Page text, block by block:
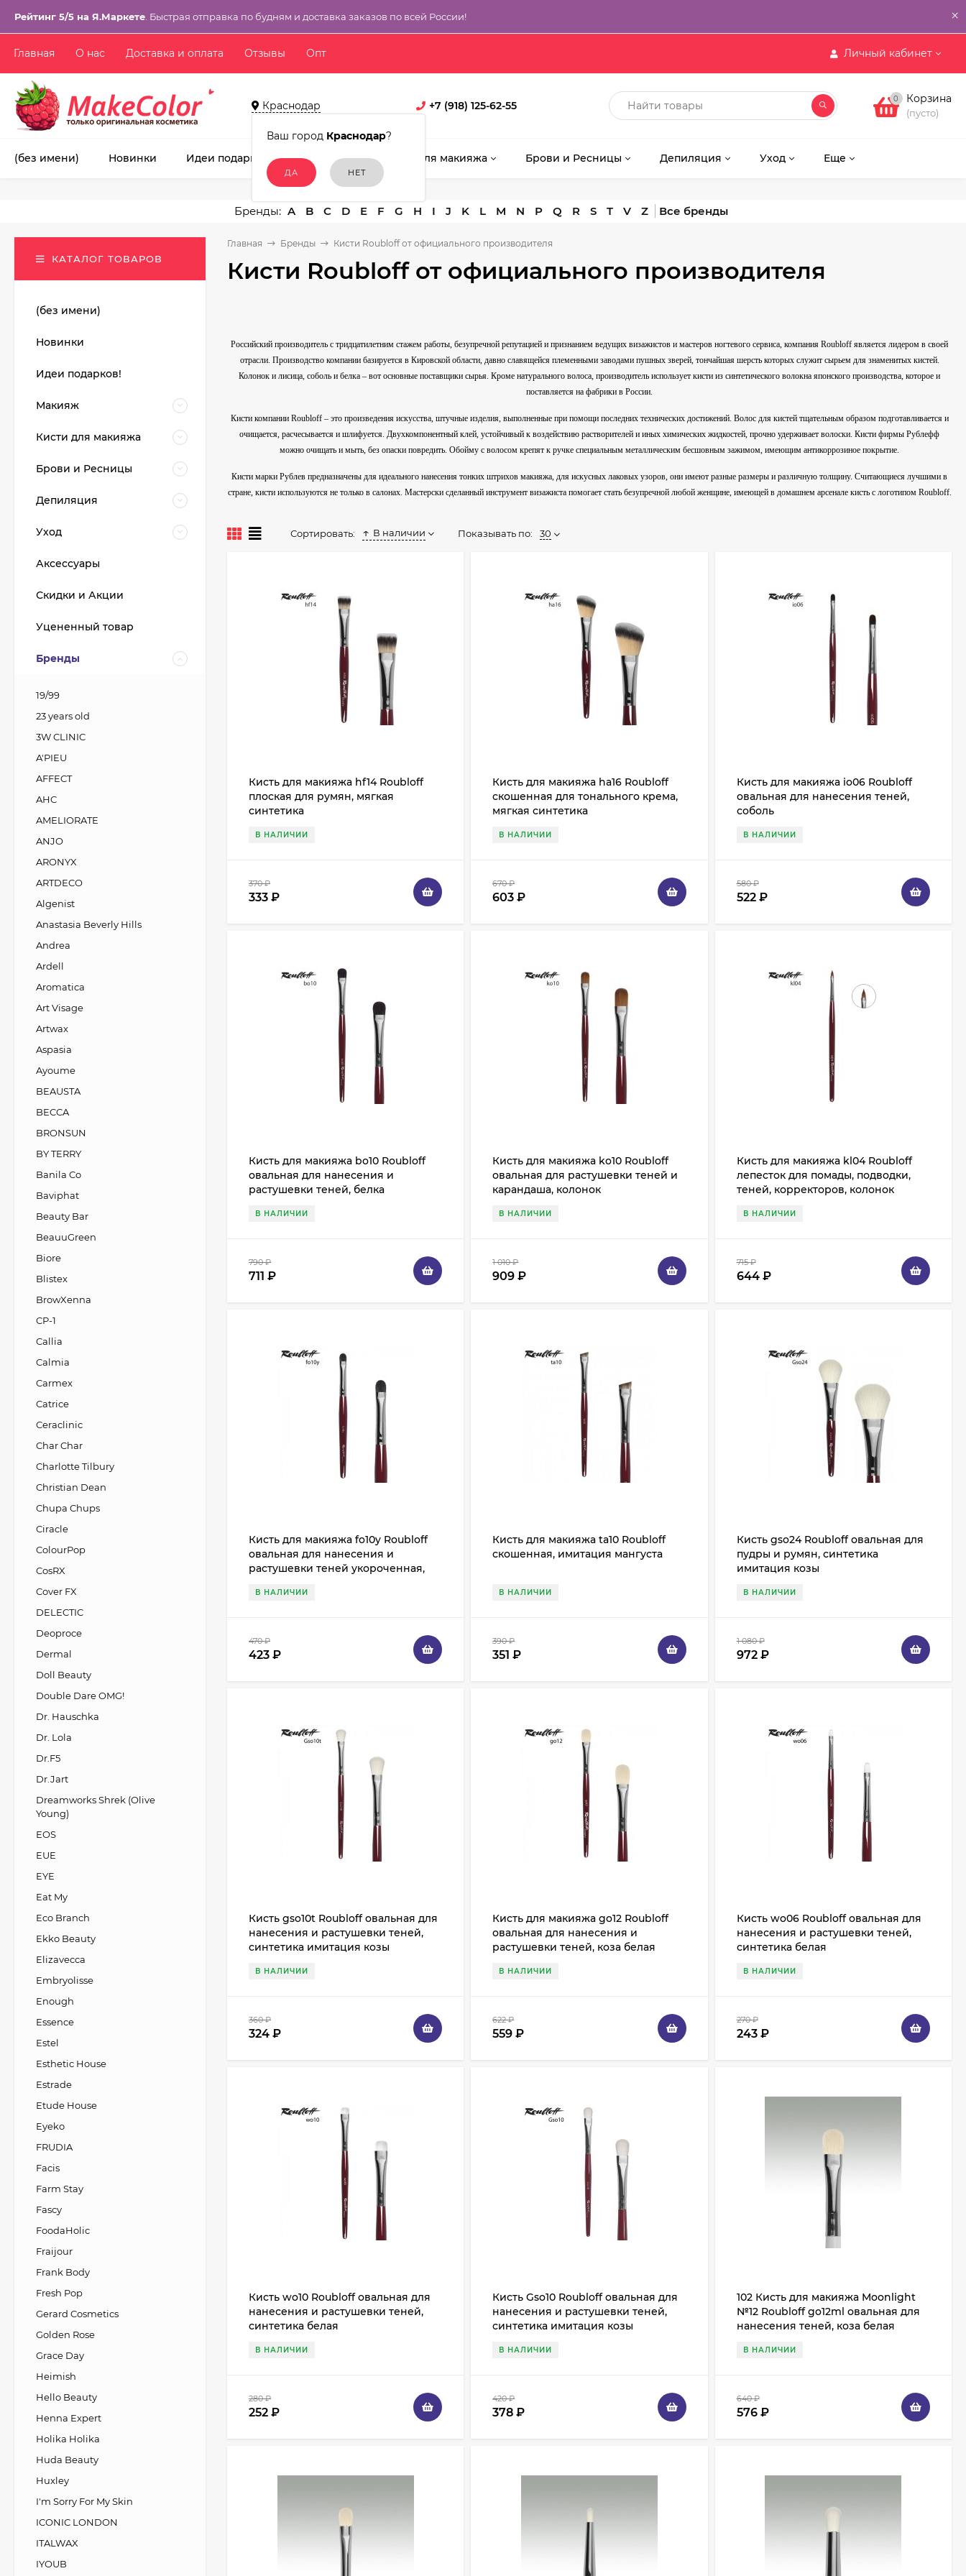
Рейтинг 5/5 на Я.Маркете . Быстрая отправка по будням и доставка заказов по всей России! ×
Личный кабинет
Главная О нас Доставка и оплата Отзывы Опт
Краснодар
Ваш город Краснодар?
+7 (918) 125-62-55
0 Корзина
(пусто)
(без имени) Новинки Идеи подарков! Макияж Кисти для макияжа Брови и Ресницы Депиляция Уход Еще
A B C D E F G H I J K L M N P Q R S T V Z
Главная Бренды Кисти Roubloff от официального производителя
Кисти Roubloff от официального производителя
Российский производитель с тридцатилетним стажем работы, безупречной репутацией и признанием ведущих визажистов и мастеров ногтевого сервиса, компания Roubloff является лидером в своей
отрасли. Производство компании базируется в Кировской области, давно славящейся племенными заводами пушных зверей, тончайшая шерсть которых служит сырьем для знаменитых кистей.
Колонок и лисица, соболь и белка – вот основные поставщики сырья. Кроме натурального волоса, производитель использует кисти из синтетического волокна японского производства, которое и
поставляется на фабрики в России.
Кисти компании Roubloff – это произведения искусства, штучные изделия, выполненные при помощи последних технических достижений. Волос для кистей тщательным образом подготавливается и
очищается, расчесывается и шлифуется. Двухкомпонентный клей, устойчивый к воздействию растворителей и иных химических жидкостей, прочно удерживает волоски. Кисти фирмы Рублефф
можно очищать и мыть, без опаски повредить. Обойму с волосом крепят к ручке специальным металлическим бесшовным зажимом, имеющим антикоррозиное покрытие.
Кисти марки Рублев предназначены для идеального нанесения тонких штрихов макияжа, для искусных лаковых узоров, они имеют разные размеры и различную толщину. Считающиеся лучшими в
стране, кисти используются не только в салонах. Мастерски сделанный инструмент визажиста помогает стать безупречной любой женщине, имеющей в домашнем арсенале кисть с логотипом Roubloff.
Сортировать: В наличии Показывать по: 30
Кисть для макияжа hf14 Roubloff
плоская для румян, мягкая
синтетика
В НАЛИЧИИ
370₽
333 ₽
Кисть для макияжа ha16 Roubloff
скошенная для тонального крема,
мягкая синтетика
В НАЛИЧИИ
670₽
603₽
Кисть для макияжа io06 Roubloff
овальная для нанесения теней,
соболь
В НАЛИЧИИ
580₽
522 ₽
Кисть для макияжа bo10 Roubloff
овальная для нанесения и
растушевки теней, белка
В НАЛИЧИИ
790₽
711 ₽
Кисть для макияжа ko10 Roubloff
овальная для растушевки теней и
карандаша, колонок
В НАЛИЧИИ
1 010₽
909₽
Кисть для макияжа kl04 Roubloff
лепесток для помады, подводки,
теней, корректоров, колонок
В НАЛИЧИИ
715₽
644 ₽
Кисть для макияжа fo10y Roubloff
овальная для нанесения и
растушевки теней укороченная,
В НАЛИЧИИ
470₽
423 ₽
Кисть для макияжа ta10 Roubloff
скошенная, имитация мангуста
В НАЛИЧИИ
390₽
351₽
Кисть gso24 Roubloff овальная для
пудры и румян, синтетика
имитация козы
В НАЛИЧИИ
1 080₽
972 ₽
Кисть gso10t Roubloff овальная для
нанесения и растушевки теней,
синтетика имитация козы
В НАЛИЧИИ
360₽
324 ₽
Кисть для макияжа go12 Roubloff
овальная для нанесения и
растушевки теней, коза белая
В НАЛИЧИИ
622₽
559₽
Кисть wo06 Roubloff овальная для
нанесения и растушевки теней,
синтетика белая
В НАЛИЧИИ
270₽
243 ₽
Кисть wo10 Roubloff овальная для
нанесения и растушевки теней,
синтетика белая
В НАЛИЧИИ
280₽
252 ₽
Кисть Gso10 Roubloff овальная для
нанесения и растушевки теней,
синтетика имитация козы
В НАЛИЧИИ
420₽
378₽
102 Кисть для макияжа Moonlight
№12 Roubloff go12ml овальная для
нанесения теней, коза белая
В НАЛИЧИИ
640₽
576 ₽
КАТАЛОГ ТОВАРОВ
(без имени)
Новинки
Идеи подарков!
Макияж
Кисти для макияжа
Брови и Ресницы
Депиляция
Уход
Аксессуары
Скидки и Акции
Уцененный товар
Бренды
19/99
23 years old
3W CLINIC
A'PIEU
AFFECT
AHC
AMELIORATE
ANJO
ARONYX
ARTDECO
Algenist
Anastasia Beverly Hills
Andrea
Ardell
Aromatica
Art Visage
Artwax
Aspasia
Ayoume
BEAUSTA
BECCA
BRONSUN
BY TERRY
Banila Co
Baviphat
Beauty Bar
BeauuGreen
Biore
Blistex
BrowXenna
CP-1
Callia
Calmia
Carmex
Catrice
Ceraclinic
Char Char
Charlotte Tilbury
Christian Dean
Chupa Chups
Ciracle
ColourPop
CosRX
Cover FX
DELECTIC
Deoproce
Dermal
Doll Beauty
Double Dare OMG!
Dr. Hauschka
Dr. Lola
Dr.F5
Dr.Jart
Dreamworks Shrek (Olive
Young)
EOS
EUE
EYE
Eat My
Eco Branch
Ekko Beauty
Elizavecca
Embryolisse
Enough
Essence
Estel
Esthetic House
Estrade
Etude House
Eyeko
FRUDIA
Facis
Farm Stay
Fascy
FoodaHolic
Fraijour
Frank Body
Fresh Pop
Gerard Cosmetics
Golden Rose
Grace Day
Heimish
Hello Beauty
Henna Expert
Holika Holika
Huda Beauty
Huxley
I'm Sorry For My Skin
ICONIC LONDON
ITALWAX
IYOUB